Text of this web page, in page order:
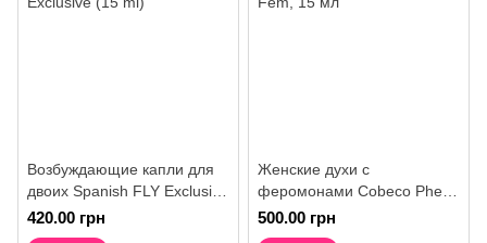
Возбуждающие капли для
двоих Spanish FLY Exclusive
(15 ml)
420.00 грн
Женские духи с
феромонами Cobeco Phero
Fem, 15 мл
500.00 грн